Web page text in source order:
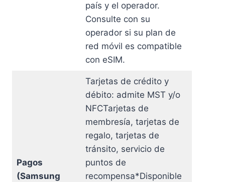
país y el operador.
Consulte con su
operador si su plan de
red móvil es compatible
con eSIM.
Pagos
(Samsung
Tarjetas de crédito y
débito: admite MST y/o
NFCTarjetas de
membresía, tarjetas de
regalo, tarjetas de
tránsito, servicio de
puntos de
recompensa*Disponible